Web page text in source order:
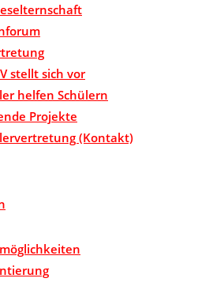
stellt sich vor
helfen Schülern
Projekte
(Kontakt)